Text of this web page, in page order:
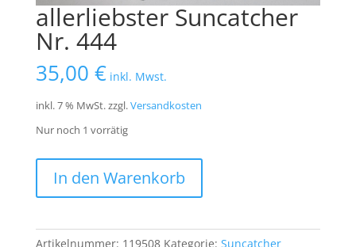
allerliebster Suncatcher
Nr. 444
35,00 € inkl. Mwst.
inkl. 7 % MwSt.zzgl.Versandkosten
Nur noch 1 vorrätig
Suncatcher
Menge
In den Warenkorb
Artikelnummer: 119508 Kategorie: Suncatcher